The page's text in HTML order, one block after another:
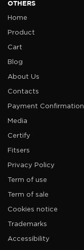
OTHERS
Home
Product
Cart
Blog
About Us
Contacts
Payment Confirmation
Media
Certify
Fitsers
Privacy Policy
Term of use
Term of sale
Cookies notice
Trademarks
Accessibility